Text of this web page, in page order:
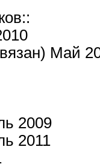
Май
2009
2011